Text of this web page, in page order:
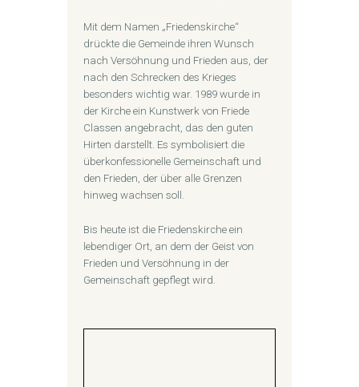
Mit dem Namen „Friedenskirche“
drückte die Gemeinde ihren Wunsch
nach Versöhnung und Frieden aus, der
nach den Schrecken des Krieges
besonders wichtig war. 1989 wurde in
der Kirche ein Kunstwerk von Friede
Classen angebracht, das den guten
Hirten darstellt. Es symbolisiert die
überkonfessionelle Gemeinschaft und
den Frieden, der über alle Grenzen
hinweg wachsen soll.
Bis heute ist die Friedenskirche ein
lebendiger Ort, an dem der Geist von
Frieden und Versöhnung in der
Gemeinschaft gepflegt wird.